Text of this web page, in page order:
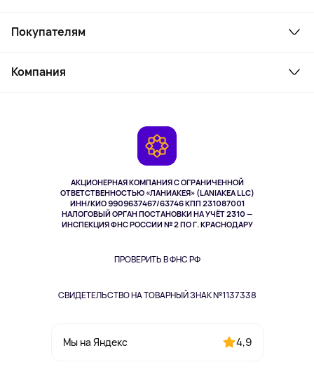
АКЦИОНЕРНАЯ КОМПАНИЯ С ОГРАНИЧЕННОЙ
ОТВЕТСТВЕННОСТЬЮ «ЛАНИАКЕЯ» (LANIAKEA LLC)
ИНН/КИО 9909637467/63746 КПП 231087001
НАЛОГОВЫЙ ОРГАН ПОСТАНОВКИ НА УЧЁТ 2310 —
ИНСПЕКЦИЯ ФНС РОССИИ № 2 ПО Г. КРАСНОДАРУ
ПРОВЕРИТЬ В ФНС РФ
СВИДЕТЕЛЬСТВО НА ТОВАРНЫЙ ЗНАК №1137338
Мы на Яндекс 4,9
Ноутбуки, мониторы, VR
Косметика и уход
Здоровье питомцев
Одежда и аксессуары
Покупателям
Как заказать
Компания